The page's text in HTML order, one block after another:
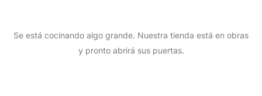
Se está cocinando algo grande. Nuestra tienda está en obras
y pronto abrirá sus puertas.